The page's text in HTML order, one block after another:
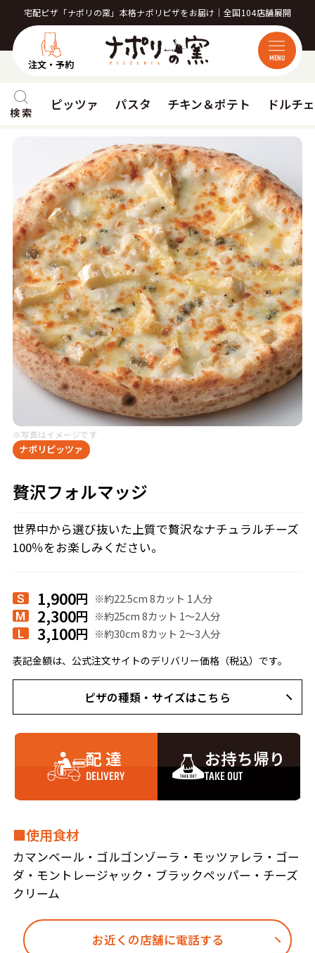
宅配ピザ「ナポリの窯」本格ナポリピザをお届け｜全国104店舗展開
注文・予約 MENU
検 索 ピッツァ パスタ チキン＆ポテト ドルチェ
※写真はイメージです
ナポリピッツァ
贅沢フォルマッジ
世界中から選び抜いた上質で贅沢なナチュラルチーズ
100％をお楽しみください。
S 1,900円 ※約22.5cm 8カット 1人分
M 2,300円 ※約25cm 8カット 1〜2人分
L 3,100円 ※約30cm 8カット 2〜3人分
表記金額は、公式注文サイトのデリバリー価格（税込）です。
ピザの種類・サイズはこちら
配 達
DELIVERY
お持ち帰り
TAKE OUT
■使用食材
カマンベール・ゴルゴンゾーラ・モッツァレラ・ゴー
ダ・モントレージャック・ブラックペッパー・チーズ
クリーム
お近くの店舗に電話する